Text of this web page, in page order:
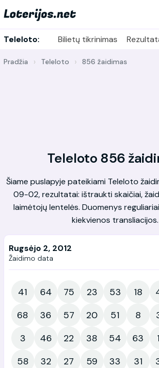
Teleloto: Bilietų tikrinimas
Pradžia Teleloto 856 žaidimas
Teleloto 856
Šiame puslapyje pateikiami Teleloto
09-02, rezultatai: ištraukti skaičiai,
laimėtojų lentelės. Duomenys
kiekvienos transliacijos.
Rugsėjo 2, 2012
Žaidimo data
41 64 75 23 53 18
68
36 57 20 51 8
3
46 22 38 54 63
58
32 27 59 33 31